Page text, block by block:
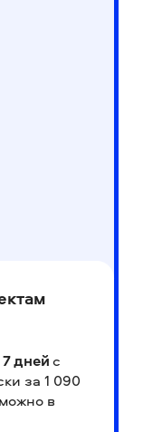
7 днейс
за 1 090
в